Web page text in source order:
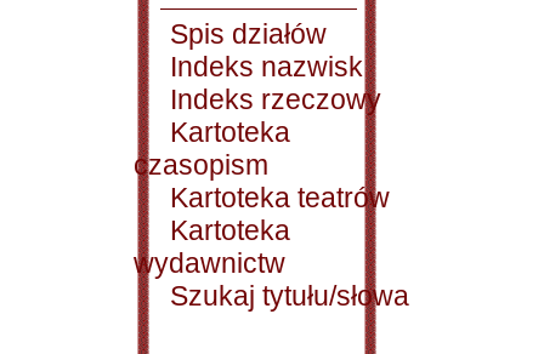
Spis działów
Indeks nazwisk
Indeks rzeczowy
Kartoteka
czasopism
Kartoteka teatrów
Kartoteka
wydawnictw
Szukaj tytułu/słowa